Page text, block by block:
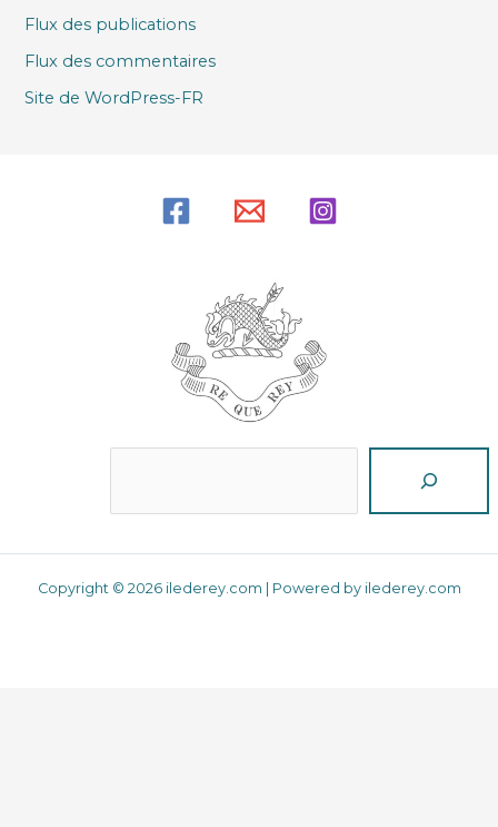
Flux des publications
Flux des commentaires
Site de WordPress-FR
Copyright © 2026 ilederey.com | Powered by ilederey.com